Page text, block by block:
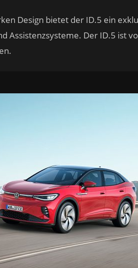
Design bietet der ID.5 ein
Assistenzsysteme. Der ID.5 ist